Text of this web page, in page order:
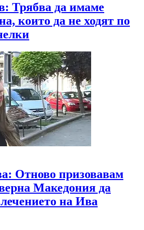
Трябва да имаме
които да не ходят по
Отново призовавам
Македония да
на Ива